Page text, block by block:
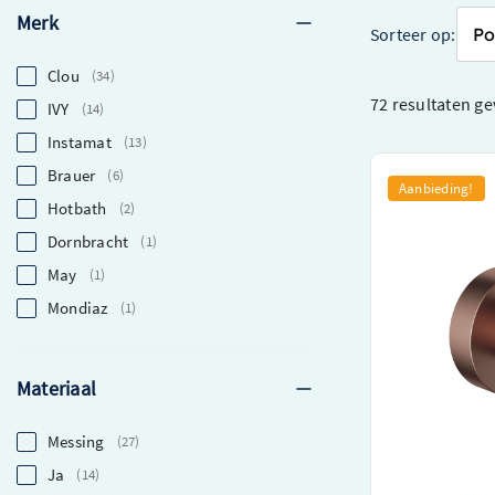
Merk
Clou 34
IVY 14
Instamat 13
Brauer 6
Hotbath 2
Dornbracht 1
May 1
Mondiaz 1
Materiaal
Messing 27
Ja 14
Sorteer op:
72 resultaten
Aanbieding!
Hotbath
koper PVD –
Unieke,
Gemakkelijke
O.a. Verkrijgbaar